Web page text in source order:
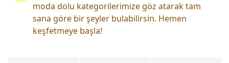
moda dolu kategorilerimize göz atarak tam
sana göre bir şeyler bulabilirsin. Hemen
keşfetmeye başla!